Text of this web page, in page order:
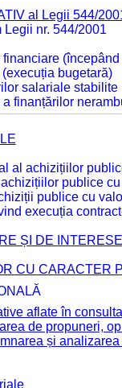
al Legii 544/
Legii nr. 544/2001
bugetară)
salariale
finanțărilor
al achizițiilor
publice
publice cu
execuția
ȘI DE INTERESE
CU CARACTER
aflate în
de propuneri,
și